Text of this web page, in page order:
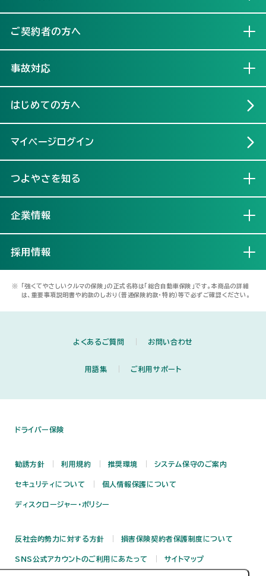
ご契約者の方へ
事故対応
はじめての方へ
マイページログイン
つよやさを知る
企業情報
採用情報
※
「強くてやさしいクルマの保険」の正式名称は「総合自動車保険」です。本商品の詳細
は、重要事項説明書や約款のしおり（普通保険約款・特約）等で必ずご確認ください。
よくあるご質問 お問い合わせ
用語集 ご利用サポート
ドライバー保険
勧誘方針 利用規約 推奨環境 システム保守のご案内
セキュリティについて 個人情報保護について
ディスクロージャー・ポリシー
反社会的勢力に対する方針 損害保険契約者保護制度について
SNS公式アカウントのご利用にあたって サイトマップ